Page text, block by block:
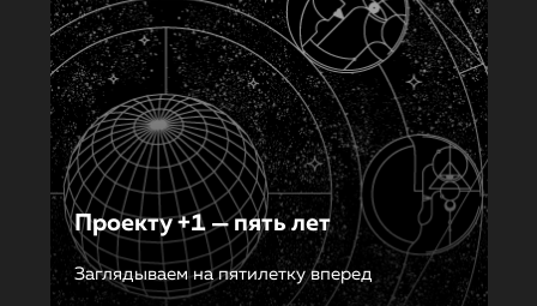
Проекту +1 — пять лет
Заглядываем на пятилетку вперед